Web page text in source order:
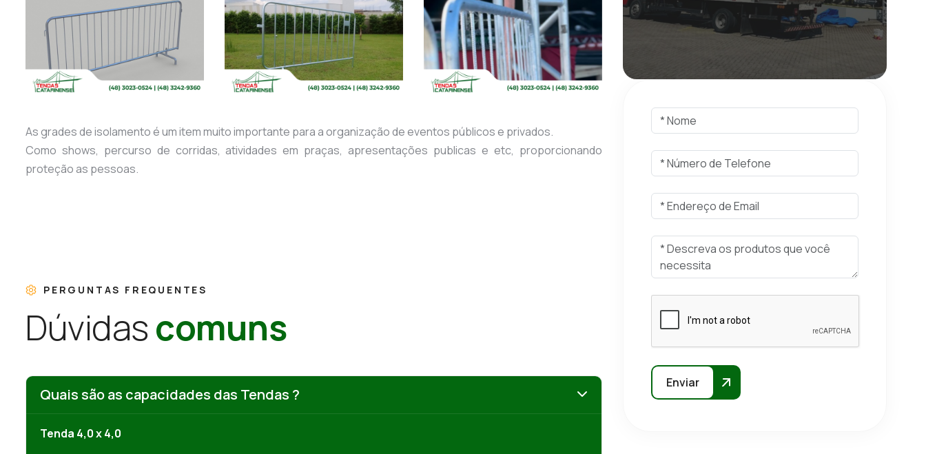
As grades de isolamento é um item muito importante para a organização de eventos públicos e privados.
Como shows, percurso de corridas, atividades em praças, apresentações publicas e etc, proporcionando
proteção as pessoas.
PERGUNTAS FREQUENTES
Dúvidascomuns
Quais são as capacidades das Tendas ?
Tenda 4,0 x 4,0
Enviar